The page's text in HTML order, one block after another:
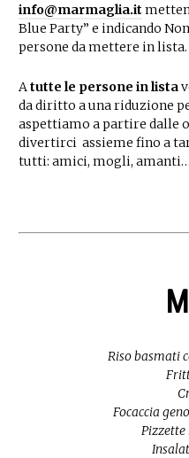
info@marmaglia.it
Blue Party” e indicando
persone da mettere in lista.
Atutte le persone in lista
da diritto a una riduzione
aspettiamo a partire dalle
divertirci assieme fino a
tutti: amici, mogli, amanti…
Riso basmati
Focaccia
Pizzette